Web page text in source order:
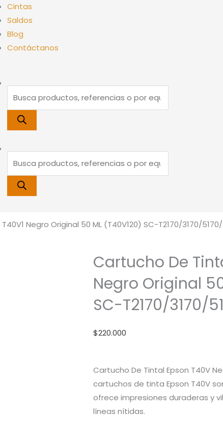
Cintas
Saldos
Blog
Contáctanos
de
productos
de
productos
Negro Original 50 ML (T40V120) SC-T2170/3170/5170/
Cartucho De
Negro Original
SC-T2170/3170/
$220.000
Cartucho De Tintal Epson T40V
cartuchos de tinta Epson T40V
ofrece impresiones duraderas y
líneas nítidas.